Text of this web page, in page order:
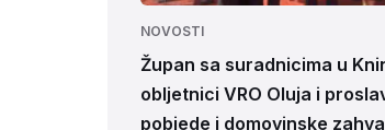
NOVOSTI
Župan sa suradnicima u
obljetnici VRO Oluja i
pobjede i domovinske